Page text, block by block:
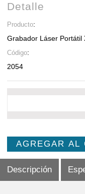
Detalle
Producto:
Grabador Láser Portátil
Código:
2054
AGREGAR AL
Descripción